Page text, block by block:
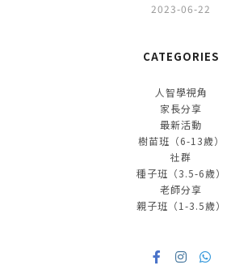
2023-06-22
CATEGORIES
人智學視角
家長分享
最新活動
樹苗班（6-13歲）
社群
種子班（3.5-6歲）
老師分享
親子班（1-3.5歲）